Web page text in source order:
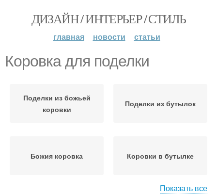
ДИЗАЙН / ИНТЕРЬЕР / СТИЛЬ
главная новости статьи
Коровка для поделки
Поделки из божьей
коровки
Поделки из бутылок
Божия коровка Коровки в бутылке
Показать все